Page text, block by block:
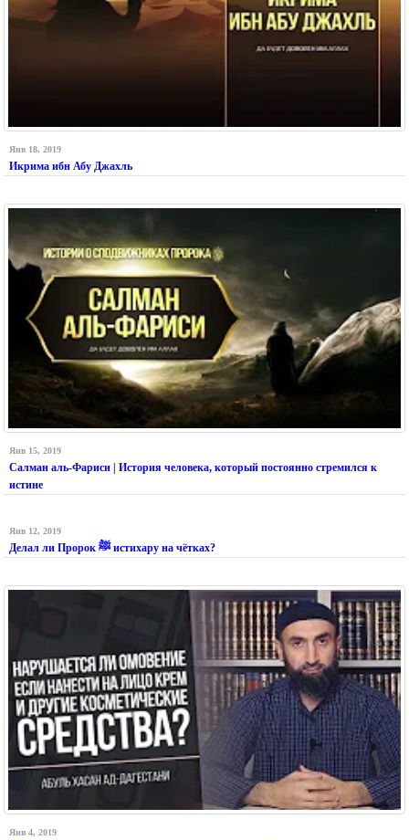
Янв 18, 2019
Икрима ибн Абу Джахль
Янв 15, 2019
Салман аль-Фариси | История человека, который постоянно стремился к
истине
Янв 12, 2019
Делал ли Пророк ﷺ истихару на чётках?
Янв 4, 2019